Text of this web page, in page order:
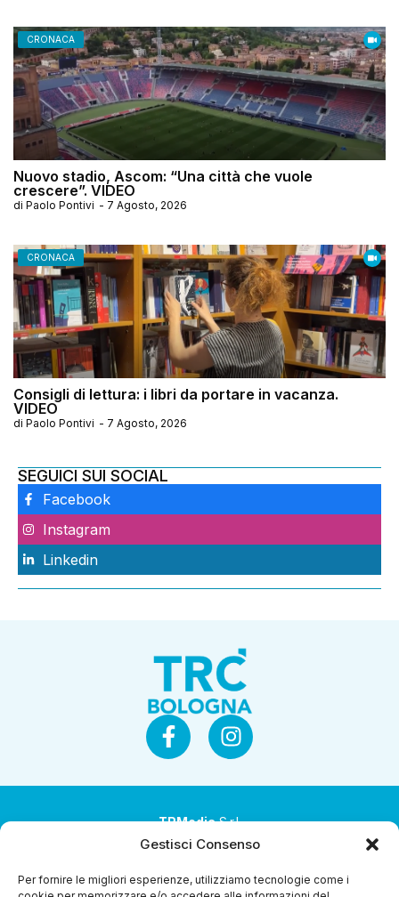
Gestisci Consenso
Per fornire le migliori esperienze, utilizziamo tecnologie come i
CRONACA
Nuovo stadio, Ascom: “Una città che vuole
crescere”. VIDEO
di Paolo Pontivi - 7 Agosto, 2026
CRONACA
Consigli di lettura: i libri da portare in vacanza.
VIDEO
di Paolo Pontivi - 7 Agosto, 2026
SEGUICI SUI SOCIAL
Facebook
Instagram
Linkedin
TRMediaS.r.l.
Società a socio unico
Società sottoposta ad attività di direzione e